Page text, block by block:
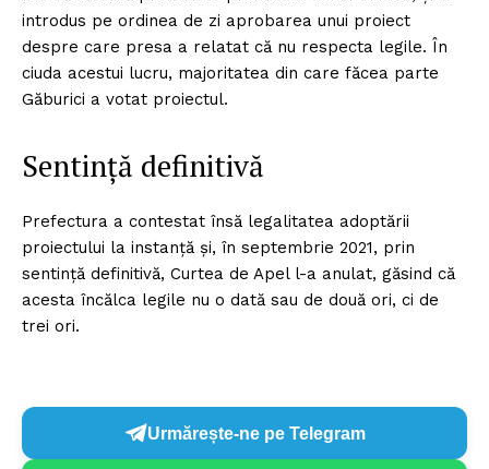
introdus pe ordinea de zi aprobarea unui proiect
despre care presa a relatat că nu respecta legile. În
ciuda acestui lucru, majoritatea din care făcea parte
Găburici a votat proiectul.
Sentință definitivă
Prefectura a contestat însă legalitatea adoptării
proiectului la instanță și, în septembrie 2021, prin
sentință definitivă, Curtea de Apel l-a anulat, găsind că
acesta încălca legile nu o dată sau de două ori, ci de
trei ori.
Urmărește-ne pe Telegram